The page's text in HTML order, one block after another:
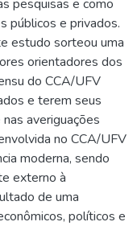
pesquisas e como
públicos e privados.
estudo sorteou uma
orientadores dos
do CCA/UFV
e terem seus
averiguações
no CCA/UFV
moderna, sendo
externo à
de uma
políticos e